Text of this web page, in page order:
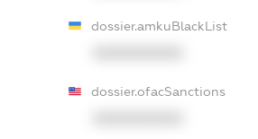
dossier.amkuBlackList
dossier.ofacSanctions